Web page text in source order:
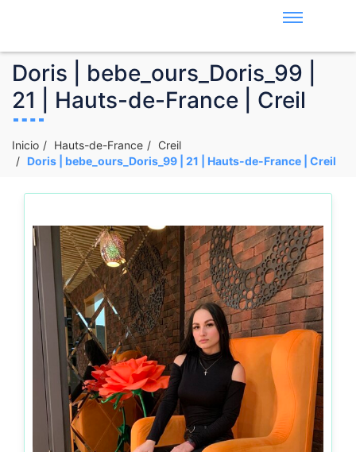
Doris | bebe_ours_Doris_99 |
21 | Hauts-de-France | Creil
Inicio Hauts-de-France
Creil
Doris | bebe_ours_Doris_99 | 21 | Hauts-de-France | Creil